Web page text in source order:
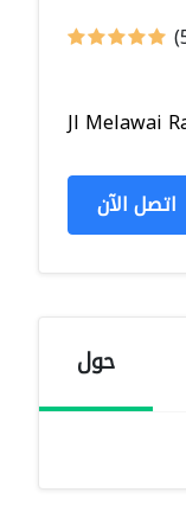
Jl Melawai
اتصل الآن
حول